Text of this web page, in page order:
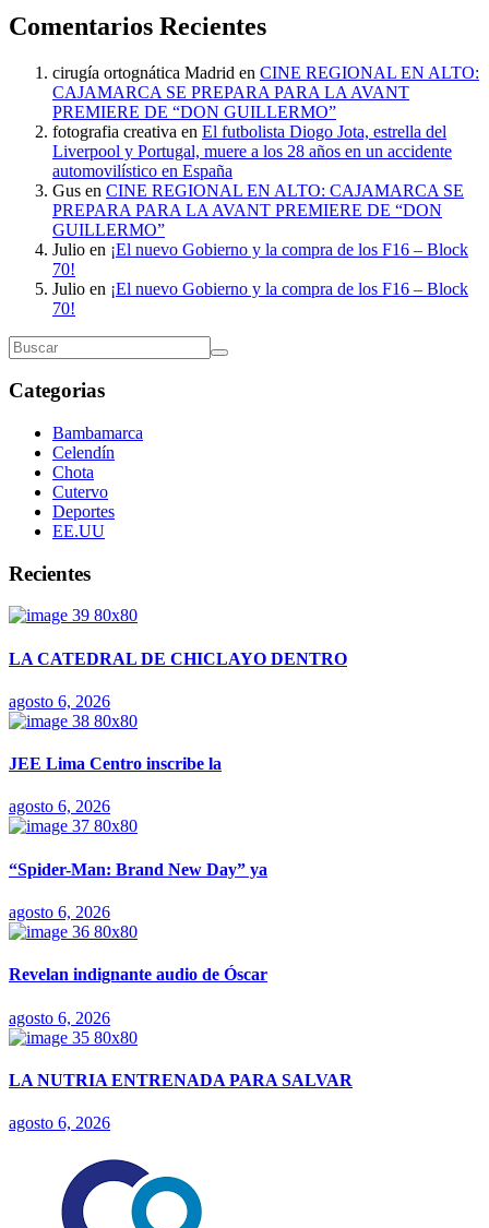
Comentarios Recientes
cirugía ortognática Madrid en CINE REGIONAL EN ALTO:
CAJAMARCA SE PREPARA PARA LA AVANT
PREMIERE DE “DON GUILLERMO”
fotografia creativa en El futbolista Diogo Jota, estrella del
Liverpool y Portugal, muere a los 28 años en un accidente
automovilístico en España
Gus en CINE REGIONAL EN ALTO: CAJAMARCA SE
PREPARA PARA LA AVANT PREMIERE DE “DON
GUILLERMO”
Julio en ¡El nuevo Gobierno y la compra de los F16 – Block
70!
Julio en ¡El nuevo Gobierno y la compra de los F16 – Block
70!
Categorias
Bambamarca
Celendín
Chota
Cutervo
Deportes
EE.UU
Recientes
LA CATEDRAL DE CHICLAYO DENTRO
agosto 6, 2026
JEE Lima Centro inscribe la
agosto 6, 2026
“Spider-Man: Brand New Day” ya
agosto 6, 2026
Revelan indignante audio de Óscar
agosto 6, 2026
LA NUTRIA ENTRENADA PARA SALVAR
agosto 6, 2026